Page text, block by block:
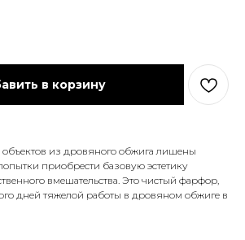
в корзину
объектов из дровяного обжига лишены
приобрести базовую эстетику
вмешательства. Это чистый фарфор,
дней тяжелой работы в дровяном обжиге в